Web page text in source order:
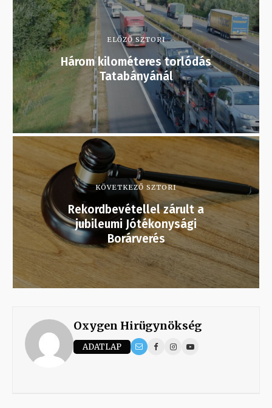
ELŐZŐ SZTORI
Három kilométeres torlódás
Tatabányánál
KÖVETKEZŐ SZTORI
Rekordbevétellel zárult a
jubileumi Jótékonysági
Borárverés
Oxygen Hirügynökség
ADATLAP